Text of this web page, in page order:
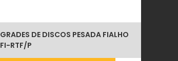
GRADES DE DISCOS PESADA FIALHO
FI-RTF/P